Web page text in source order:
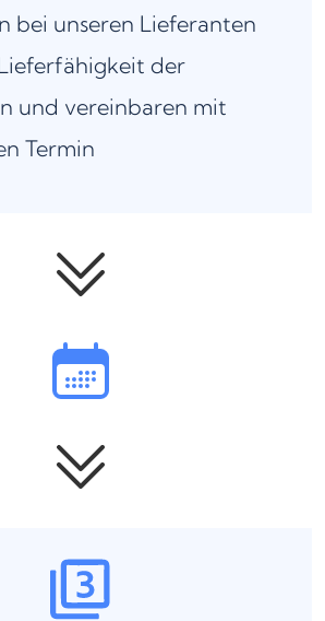
bei unseren Lieferanten
der
und vereinbaren mit
Termin